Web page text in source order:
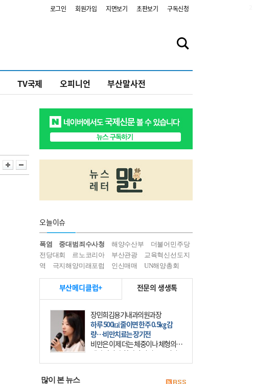
로그인 회원가입 지면보기 초판보기 구독신청
TV국제 오피니언 부산말사전
오늘이슈
폭염 중대범죄수사청 해양수산부
더불어민주당
전당대회
르노코리아 부산관광
교육혁신선도지
역
극지해양미래포럼 인신매매 UN해양총회
부산메디클럽+ 전문의 생생톡
장민희김용기내과의원과장
하루 500㎉ 줄이면 한주 0.5㎏ 감
량…비만치료는 장기전
비만은 이제 더는 체중이나 체형의 문
제가 아니다. 하나의 질병으로 인지
하고 치료와 관리를 해야 한다. 세계
많이 본 뉴스